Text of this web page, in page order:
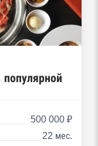
лиц
палаты
популярной
500 000 ₽
22 мес.